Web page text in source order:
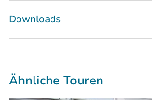
Downloads
Ähnliche Touren